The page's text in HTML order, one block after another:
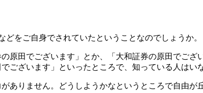
をご自身でされていたということなのでしょうか。
田でございます」とか、「大和証券の原田でござ
ざいます」といったところで、知っている人はい
ありません。どうしようかなというところで自由